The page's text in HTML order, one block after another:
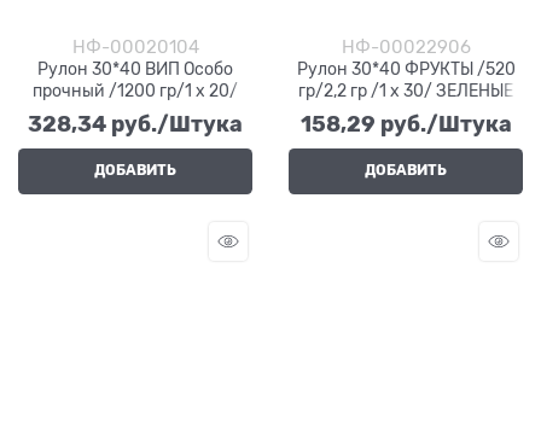
НФ-00020104
Рулон 30*40 ВИП Особо
прочный /1200 гр/1 х 20/
328,34 руб./Штука
ДОБАВИТЬ
НФ-00022906
Рулон 30*40 ФРУКТЫ /520
гр/2,2 гр /1 х 30/ ЗЕЛЕНЫЕ
158,29 руб./Штука
ДОБАВИТЬ